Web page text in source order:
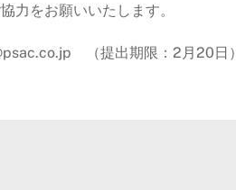
力をお願いいたします。
（提出期限：2月20日）